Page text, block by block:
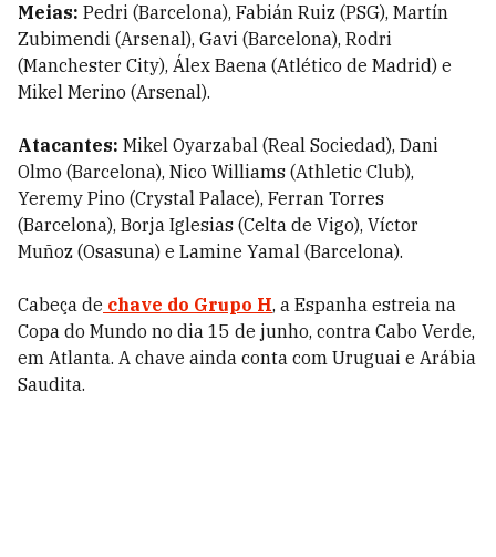
Meias: Pedri (Barcelona), Fabián Ruiz (PSG), Martín
Zubimendi (Arsenal), Gavi (Barcelona), Rodri
(Manchester City), Álex Baena (Atlético de Madrid) e
Mikel Merino (Arsenal).
Atacantes: Mikel Oyarzabal (Real Sociedad), Dani
Olmo (Barcelona), Nico Williams (Athletic Club),
Yeremy Pino (Crystal Palace), Ferran Torres
(Barcelona), Borja Iglesias (Celta de Vigo), Víctor
Muñoz (Osasuna) e Lamine Yamal (Barcelona).
Cabeça de chave do Grupo H, a Espanha estreia na
Copa do Mundo no dia 15 de junho, contra Cabo Verde,
em Atlanta. A chave ainda conta com Uruguai e Arábia
Saudita.